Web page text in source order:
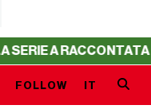
DA NSS
FOLLOW IT